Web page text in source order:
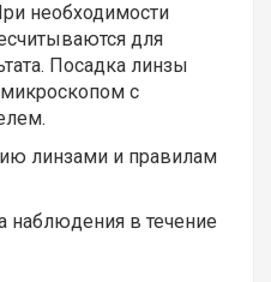
необходимости
для
Посадка линзы
с
линзами и правилам
наблюдения в течение